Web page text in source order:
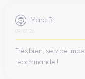
Marc B.
09/07/26
Très bien, service
recommande !